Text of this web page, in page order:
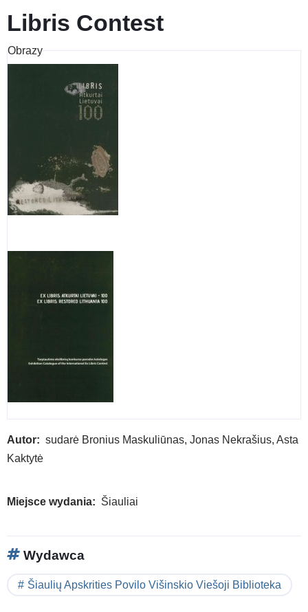
Libris Contest
Obrazy
Autor
sudarė Bronius Maskuliūnas, Jonas Nekrašius, Asta
Kaktytė
Miejsce wydania Šiauliai
Wydawca
Šiaulių Apskrities Povilo Višinskio Viešoji Biblioteka